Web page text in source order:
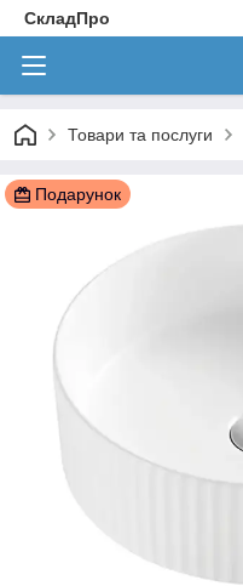
СкладПро
Товари та послуги
Подарунок